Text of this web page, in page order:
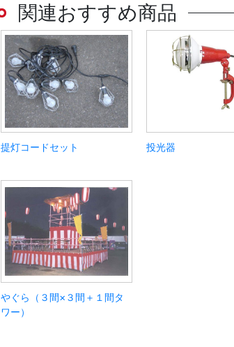
関連おすすめ商品
提灯コードセット 投光器
やぐら（３間×３間＋１間タ
ワー）